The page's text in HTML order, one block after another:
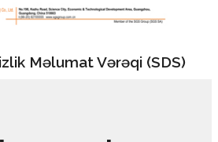
Məlumat Vərəqi (SDS)